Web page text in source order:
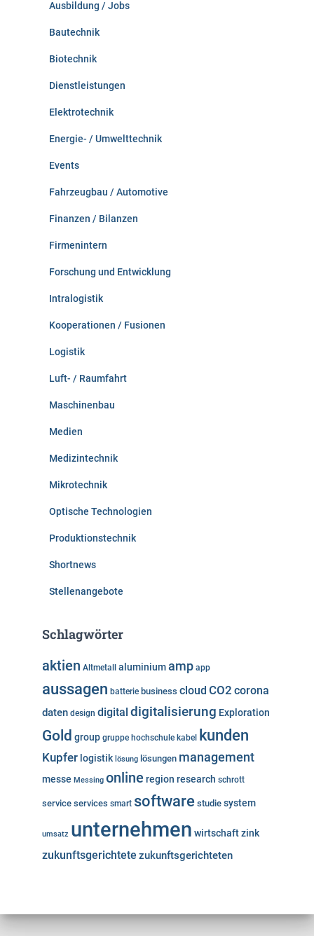
Ausbildung / Jobs
Bautechnik
Biotechnik
Dienstleistungen
Elektrotechnik
Energie- / Umwelttechnik
Events
Fahrzeugbau / Automotive
Finanzen / Bilanzen
Firmenintern
Forschung und Entwicklung
Intralogistik
Kooperationen / Fusionen
Logistik
Luft- / Raumfahrt
Maschinenbau
Medien
Medizintechnik
Mikrotechnik
Optische Technologien
Produktionstechnik
Shortnews
Stellenangebote
Schlagwörter
aktien Altmetall aluminiumamp app
aussagen batterie business cloud CO2 corona
daten design digital digitalisierung Exploration
Gold group gruppe hochschule kabel kunden
Kupfer logistik lösung lösungen management
messe Messing online region research schrott
service services smart software studie system
umsatz unternehmen wirtschaftzink
zukunftsgerichtete zukunftsgerichteten